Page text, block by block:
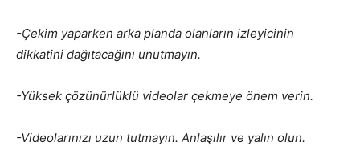
-Çekim yaparken arka planda olanların izleyicinin
dikkatini dağıtacağını unutmayın.
-Yüksek çözünürlüklü videolar çekmeye önem verin.
-Videolarınızı uzun tutmayın. Anlaşılır ve yalın olun.